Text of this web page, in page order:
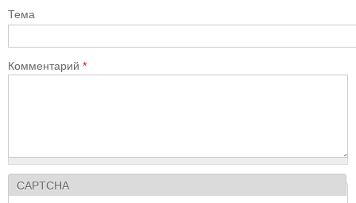
Тема
Комментарий *
CAPTCHA